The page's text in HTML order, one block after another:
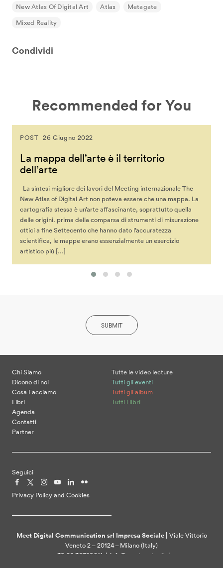
New Atlas Of Digital Art Atlas
Metagate
Mixed Reality
Condividi
Recommended for You
POST 26 Giugno 2022
La mappa dell’arte è il territorio
dell’arte
La sintesi migliore dei lavori del Meeting internazionale The
New Atlas of Digital Art non poteva essere che una mappa. La
cartografia stessa è un’arte affascinante, soprattutto quella
delle origini. prima della comparsa di strumenti di misurazione
ottici a fine Settecento che hanno dato l’accuratezza
scientifica, le mappe erano essenzialmente un esercizio
artistico più […]
SUBMIT
Chi Siamo
Dicono di noi
Cosa Facciamo
Libri
Agenda
Contatti
Partner
Tutte le video lecture
Tutti gli eventi
Tutti gli album
Tutti i libri
Seguici
Privacy Policy and Cookies
Meet Digital Communication srl Impresa Sociale | Viale Vittorio
Veneto 2 – 20124 – Milano (Italy)
+39 02 36769011 | info@meetcenter.it |